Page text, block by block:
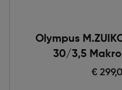
Olympus
30/3,5
€